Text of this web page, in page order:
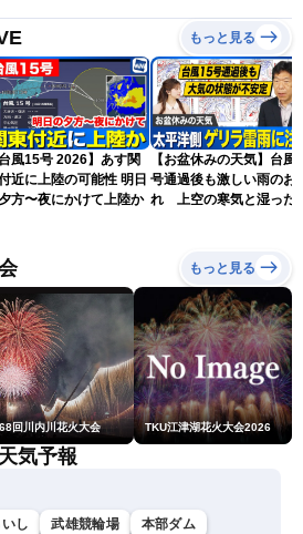
もっと見る
台風15号 2026】あす関
近に上陸の可能性 明日
方〜夜にかけて上陸か
【お盆休みの天気】台風
号通過後も激しい雨のお
れ 上空の寒気と湿った
もっと見る
回川内川花火大会 TKU江津湖花火大会2026
気予報
し 武雄競輪場
本部ダム